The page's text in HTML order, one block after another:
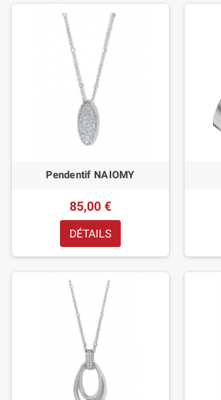
Pendentif NAIOMY
85,00 €
DÉTAILS